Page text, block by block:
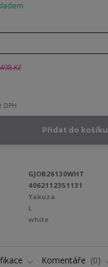
Kč
DPH
Přidat do košíku
GJOB26130WHT
4062112351131
Yakuza
L
white
Komentáře 0